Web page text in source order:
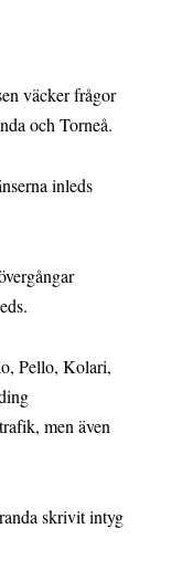
väcker frågor
och Torneå.
inleds
Pello, Kolari,
men även
skrivit intyg